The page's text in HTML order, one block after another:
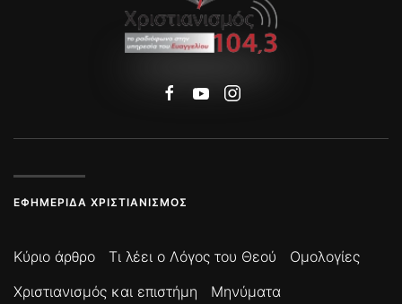
ΕΦΗΜΕΡΊΔΑ ΧΡΙΣΤΙΑΝΙΣΜΌΣ
Κύριο άρθρο Τι λέει ο Λόγος του Θεού
Ομολογίες
Χριστιανισμός και επιστήμη
Μηνύματα